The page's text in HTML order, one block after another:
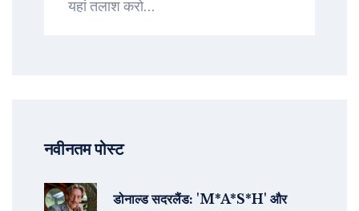
नवीनतम पोस्ट
डोनाल्ड सदरलैंड: 'M*A*S*H' और